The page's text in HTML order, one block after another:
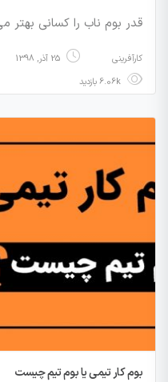
قدر بوم ناب را کسانی بهتر
کارآفرینی 25 آذر, 1398
بوم کار تیمی یا بوم تیم چیست